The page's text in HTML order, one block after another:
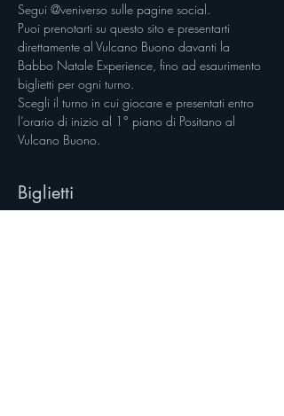
Segui @veniverso sulle pagine social.
Puoi prenotarti su questo sito e presentarti
direttamente al Vulcano Buono davanti la
Babbo Natale Experience, fino ad esaurimento
biglietti per ogni turno.
Scegli il turno in cui giocare e presentati entro
l’orario di inizio al 1° piano di Positano al
Vulcano Buono.
Biglietti